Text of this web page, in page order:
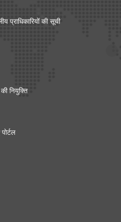
ने 'इंडिया मेडिकल डिवाइस 2026' में
की
इन मेडटेक: आर्टिफिशियल इंटेलिजेंस के
पेपर जारी किया
प्राधिकारियों की सूची
नियुक्ति